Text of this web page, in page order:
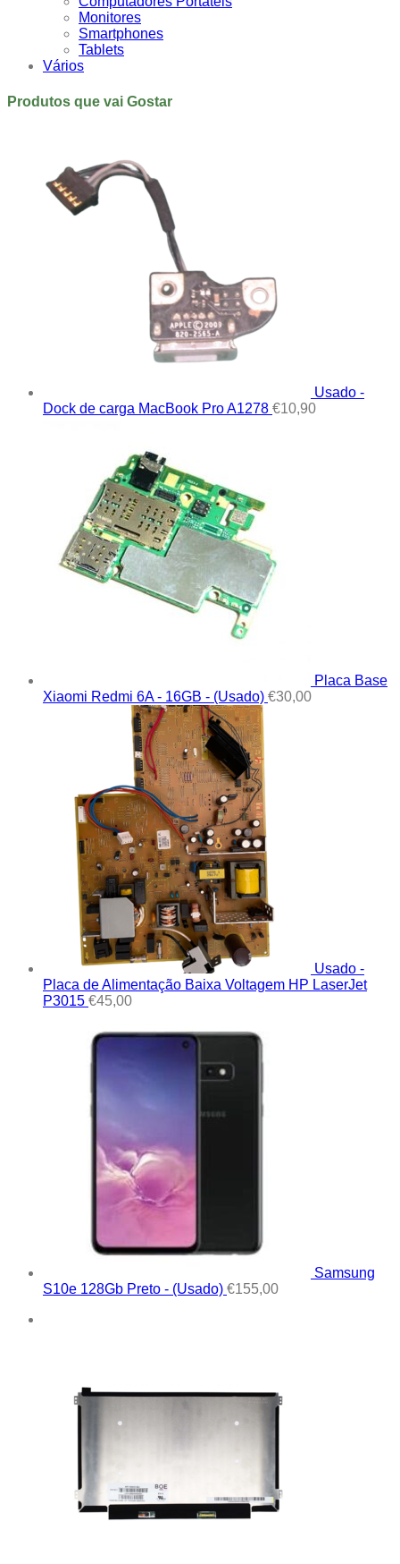
Monitores
Smartphones
Tablets
Vários
Produtos que vai Gostar
Usado -
Dock de carga MacBook Pro A1278 €10,90
Placa Base
Xiaomi Redmi 6A - 16GB - (Usado) €30,00
Usado -
Placa de Alimentação Baixa Voltagem HP LaserJet
P3015 €45,00
Samsung
S10e 128Gb Preto - (Usado) €155,00